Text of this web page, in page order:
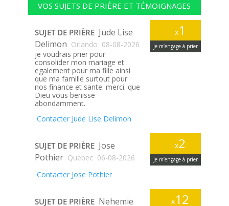
VOS SUJETS DE PRIÈRE ET TÉMOIGNAGES
x1
je m’engage à prier
SUJET DE PRIÈRE Jude Lise
Delimon Orlando 08-08-2026
je voudrais prier pour
consolider mon mariage et
egalement pour ma fille ainsi
que ma famille surtout pour
nos finance et sante. merci. que
Dieu vous benisse
abondamment.
Contacter Jude Lise Delimon
x2
je m’engage à prier
SUJET DE PRIÈRE Jose
Pothier Quebec 06-08-2026
Contacter Jose Pothier
x12
SUJET DE PRIÈRE Nehemie